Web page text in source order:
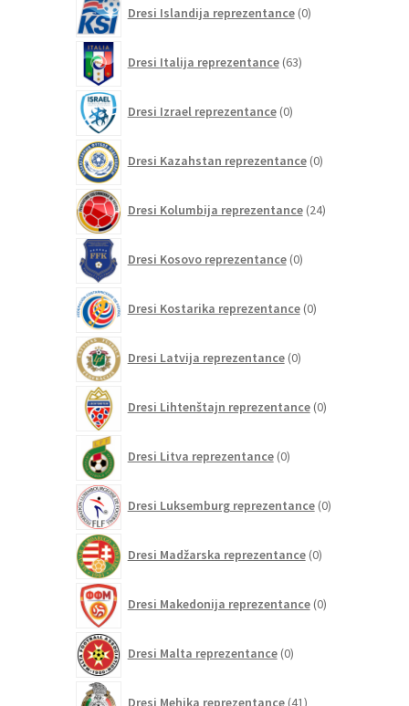
Dresi Islandija reprezentance 0izdelkov
Dresi Italija reprezentance 63izdelkov
Dresi Izrael reprezentance 0izdelkov
Dresi Kazahstan reprezentance 0izdelkov
Dresi Kolumbija reprezentance 24izdelkov
Dresi Kosovo reprezentance 0izdelkov
Dresi Kostarika reprezentance 0izdelkov
Dresi Latvija reprezentance 0izdelkov
Dresi Lihtenštajn reprezentance 0izdelkov
Dresi Litva reprezentance 0izdelkov
Dresi Luksemburg reprezentance 0izdelkov
Dresi Madžarska reprezentance 0izdelkov
Dresi Makedonija reprezentance 0izdelkov
Dresi Malta reprezentance 0izdelkov
Dresi Mehika reprezentance 41